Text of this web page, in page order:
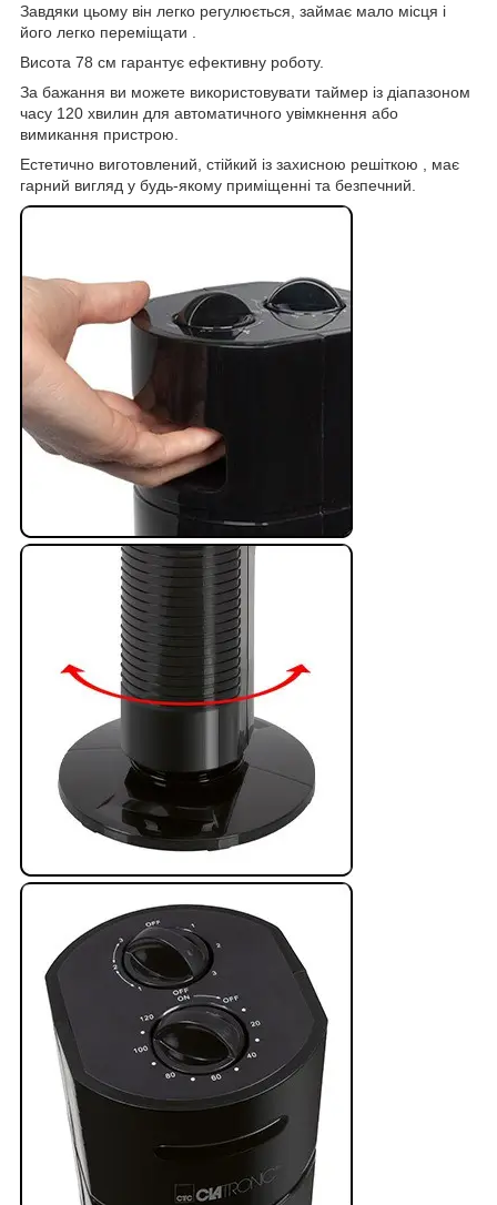
Завдяки цьому він легко регулюється, займає мало місця і
його легко переміщати .
Висота 78 см гарантує ефективну роботу.
За бажання ви можете використовувати таймер із діапазоном
часу 120 хвилин для автоматичного увімкнення або
вимикання пристрою.
Естетично виготовлений, стійкий із захисною решіткою , має
гарний вигляд у будь-якому приміщенні та безпечний.